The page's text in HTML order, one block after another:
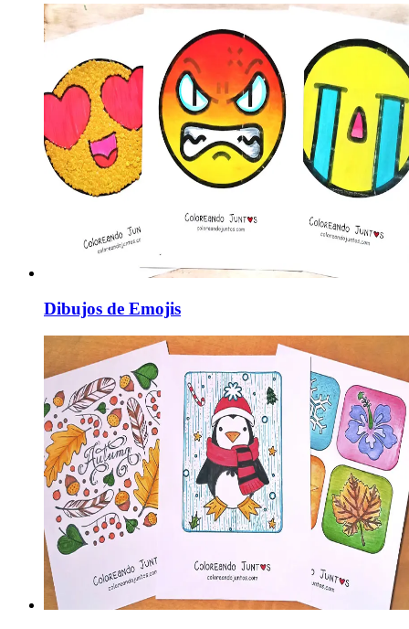
Dibujos de Emojis